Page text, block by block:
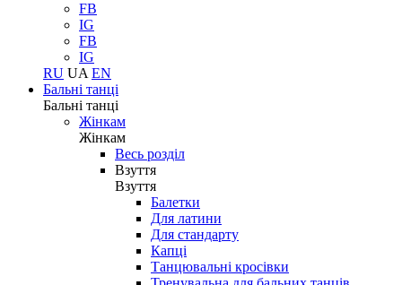
FB
IG
FB
IG
RU UA EN
Бальні танці
Бальні танці
Жінкам
Жінкам
Весь розділ
Взуття
Взуття
Балетки
Для латини
Для стандарту
Капці
Танцювальні кросівки